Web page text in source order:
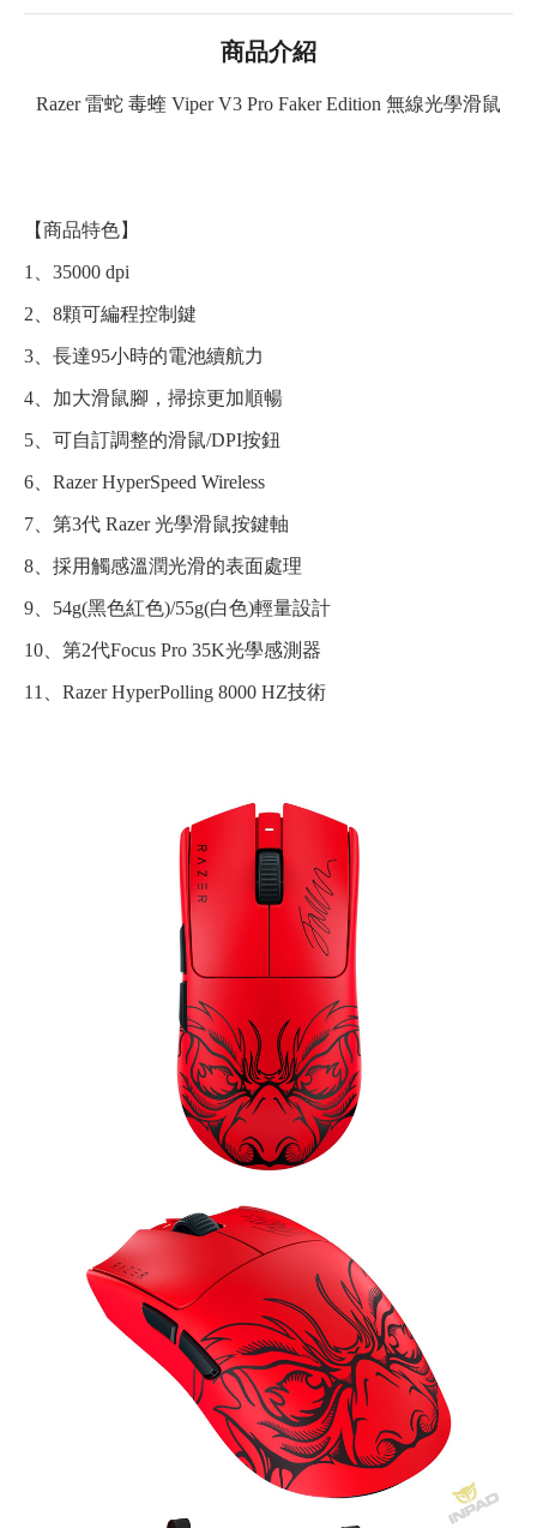
商品介紹
Razer 雷蛇 毒蝰 Viper V3 Pro Faker Edition 無線光學滑鼠
【商品特色】
1、35000 dpi
2、8顆可編程控制鍵
3、長達95小時的電池續航力
4、加大滑鼠腳，掃掠更加順暢
5、可自訂調整的滑鼠/DPI按鈕
6、Razer HyperSpeed Wireless
7、第3代 Razer 光學滑鼠按鍵軸
8、採用觸感溫潤光滑的表面處理
9、54g(黑色紅色)/55g(白色)輕量設計
10、第2代Focus Pro 35K光學感測器
11、Razer HyperPolling 8000 HZ技術